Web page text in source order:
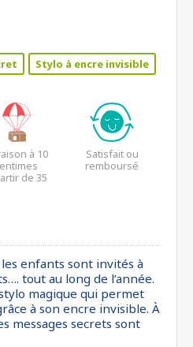
Stylo à encre invisible
à 10
de 35
Satisfait ou
remboursé
enfants sont invités à
tout au long de l’année.
magique qui permet
à son encre invisible. À
messages secrets sont